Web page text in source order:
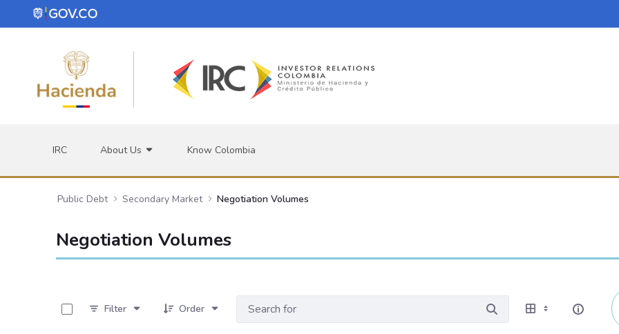
Skip to Main Content
IRC About Us Know Colombia
Public Debt Secondary Market Negotiation Volumes
Negotiation Volumes
Filter
Order